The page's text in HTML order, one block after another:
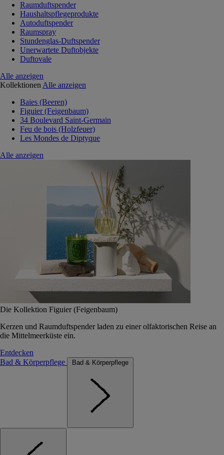
Raumduftspender
Haushaltspflegeprodukte
Autoduftspender
Raumspray
Stundenglas-Duftspender
Unerwartete Duftobjekte
Duftovale
Alle anzeigen
Kollektionen Alle anzeigen
Baies (Beeren)
Figuier (Feigenbaum)
34 Boulevard Saint-Germain
Feu de bois (Holzfeuer)
Les Mondes de Diptyque
Alle anzeigen
Die Kollektion Figuier (Feigenbaum)
Kerzen und Raumduftspender laden zu einer olfaktorischen Reise an
die Mittelmeerküste ein.
Entdecken
Bad & Körperpflege
Bad & Körperpflege